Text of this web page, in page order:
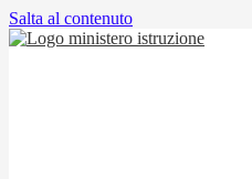
Salta al contenuto